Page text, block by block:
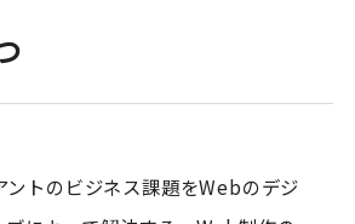
トのビジネス課題をWebのデジ